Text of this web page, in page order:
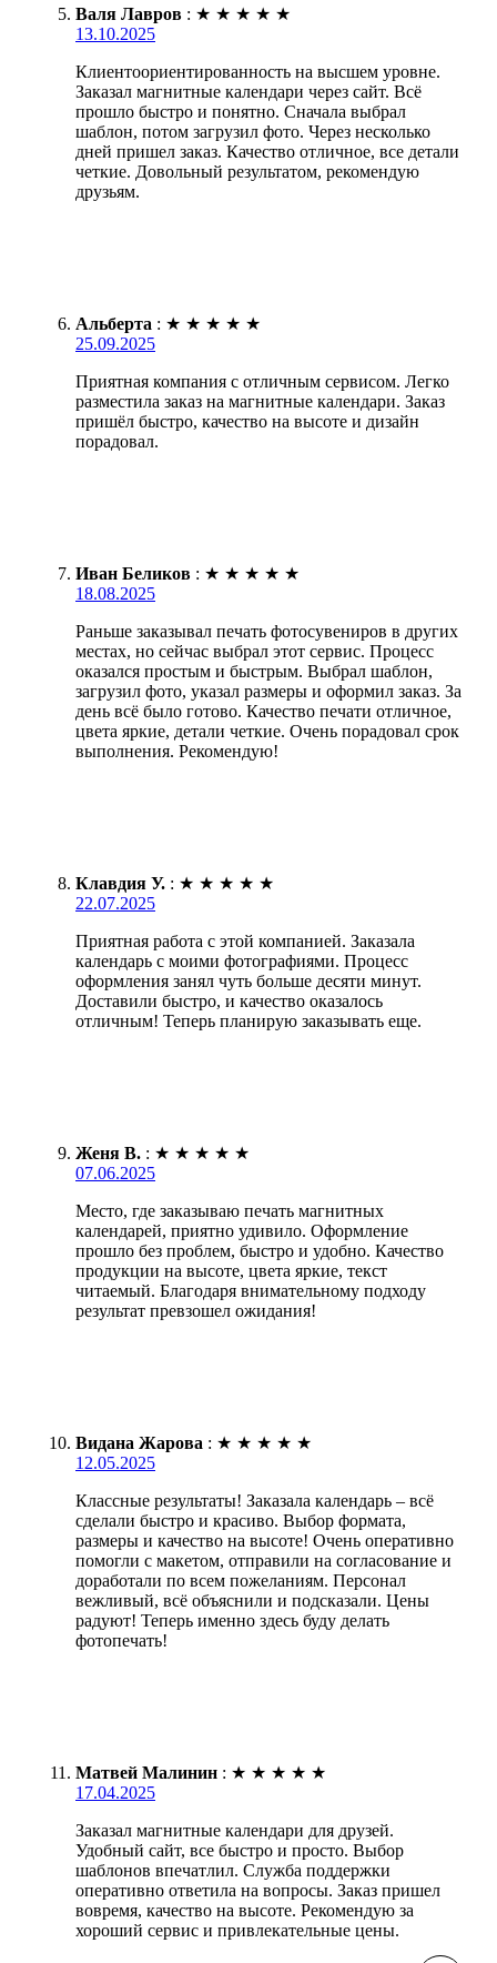
Валя Лавров : ★ ★ ★ ★ ★
13.10.2025
Клиентоориентированность на высшем уровне.
Заказал магнитные календари через сайт. Всё
прошло быстро и понятно. Сначала выбрал
шаблон, потом загрузил фото. Через несколько
дней пришел заказ. Качество отличное, все детали
четкие. Довольный результатом, рекомендую
друзьям.
Альберта : ★ ★ ★ ★ ★
25.09.2025
Приятная компания с отличным сервисом. Легко
разместила заказ на магнитные календари. Заказ
пришёл быстро, качество на высоте и дизайн
порадовал.
Иван Беликов : ★ ★ ★ ★ ★
18.08.2025
Раньше заказывал печать фотосувениров в других
местах, но сейчас выбрал этот сервис. Процесс
оказался простым и быстрым. Выбрал шаблон,
загрузил фото, указал размеры и оформил заказ. За
день всё было готово. Качество печати отличное,
цвета яркие, детали четкие. Очень порадовал срок
выполнения. Рекомендую!
Клавдия У. : ★ ★ ★ ★ ★
22.07.2025
Приятная работа с этой компанией. Заказала
календарь с моими фотографиями. Процесс
оформления занял чуть больше десяти минут.
Доставили быстро, и качество оказалось
отличным! Теперь планирую заказывать еще.
Женя В. : ★ ★ ★ ★ ★
07.06.2025
Место, где заказываю печать магнитных
календарей, приятно удивило. Оформление
прошло без проблем, быстро и удобно. Качество
продукции на высоте, цвета яркие, текст
читаемый. Благодаря внимательному подходу
результат превзошел ожидания!
Видана Жарова : ★ ★ ★ ★ ★
12.05.2025
Классные результаты! Заказала календарь – всё
сделали быстро и красиво. Выбор формата,
размеры и качество на высоте! Очень оперативно
помогли с макетом, отправили на согласование и
доработали по всем пожеланиям. Персонал
вежливый, всё объяснили и подсказали. Цены
радуют! Теперь именно здесь буду делать
фотопечать!
Матвей Малинин : ★ ★ ★ ★ ★
17.04.2025
Заказал магнитные календари для друзей.
Удобный сайт, все быстро и просто. Выбор
шаблонов впечатлил. Служба поддержки
оперативно ответила на вопросы. Заказ пришел
вовремя, качество на высоте. Рекомендую за
хороший сервис и привлекательные цены.